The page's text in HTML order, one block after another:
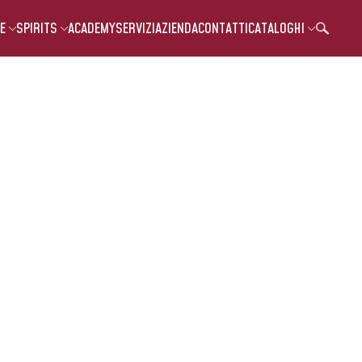
SPIRITS ACADEMYSERVIZIAZIENDACONTATTICATALOGHI